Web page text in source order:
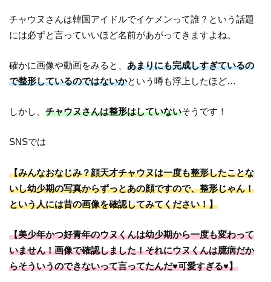
チャウヌさんは韓国アイドルでイケメンって誰？という話題
には必ずと言っていいほど名前があがってきますよね。
確かに画像や動画をみると、あまりにも完成しすぎているの
で整形しているのではないかという噂も浮上したほど…
しかし、チャウヌさんは整形はしていないそうです！
SNSでは
【みんなおなじみ？顔天才チャウヌは一度も整形したことな
いし幼少期の写真からずっとあの顔ですので、整形じゃん！
という人には昔の画像を確認してみてください！】
【美少年かつ好青年のウヌくんは幼少期から一度も変わって
いません！画像で確認しました！それにウヌくんは臆病だか
らそういうのできないって言ってたんだ♥可愛すぎる♥】